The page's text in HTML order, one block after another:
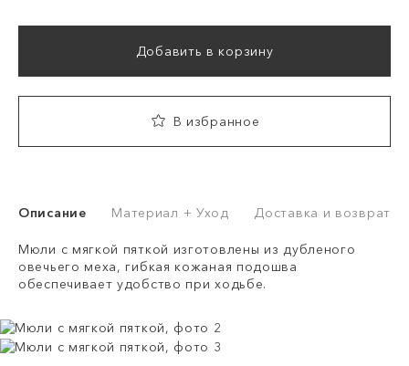
Добавить в корзину
В избранное
Описание Материал + Уход Доставка и возврат
Мюли с мягкой пяткой изготовлены из дубленого
овечьего меха, гибкая кожаная подошва
обеспечивает удобство при ходьбе.